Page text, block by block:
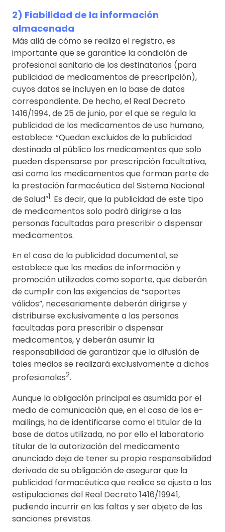
2) Fiabilidad de la información
almacenada
Más allá de cómo se realiza el registro, es
importante que se garantice la condición de
profesional sanitario de los destinatarios (para
publicidad de medicamentos de prescripción),
cuyos datos se incluyen en la base de datos
correspondiente. De hecho, el Real Decreto
1416/1994, de 25 de junio, por el que se regula la
publicidad de los medicamentos de uso humano,
establece: “Quedan excluidos de la publicidad
destinada al público los medicamentos que solo
pueden dispensarse por prescripción facultativa,
así como los medicamentos que forman parte de
la prestación farmacéutica del Sistema Nacional
de Salud”1. Es decir, que la publicidad de este tipo
de medicamentos solo podrá dirigirse a las
personas facultadas para prescribir o dispensar
medicamentos.
En el caso de la publicidad documental, se
establece que los medios de información y
promoción utilizados como soporte, que deberán
de cumplir con las exigencias de “soportes
válidos”, necesariamente deberán dirigirse y
distribuirse exclusivamente a las personas
facultadas para prescribir o dispensar
medicamentos, y deberán asumir la
responsabilidad de garantizar que la difusión de
tales medios se realizará exclusivamente a dichos
profesionales2.
Aunque la obligación principal es asumida por el
medio de comunicación que, en el caso de los e-
mailings, ha de identificarse como el titular de la
base de datos utilizada, no por ello el laboratorio
titular de la autorización del medicamento
anunciado deja de tener su propia responsabilidad
derivada de su obligación de asegurar que la
publicidad farmacéutica que realice se ajusta a las
estipulaciones del Real Decreto 1416/19941,
pudiendo incurrir en las faltas y ser objeto de las
sanciones previstas.